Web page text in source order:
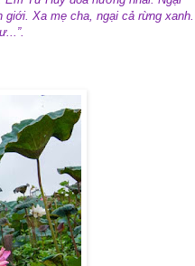
Xa mẹ cha, ngại cả rừng xanh.